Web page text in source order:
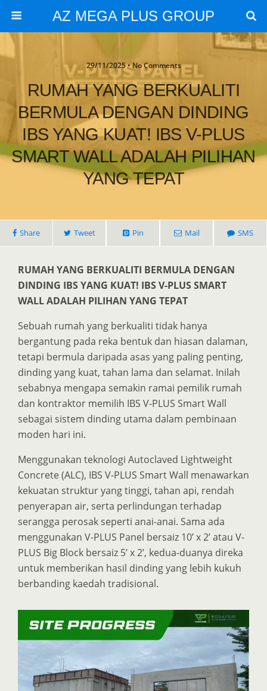
AZ MEGA PLUS GROUP
29/11/2025 • No Comments
RUMAH YANG BERKUALITI
BERMULA DENGAN DINDING
IBS YANG KUAT! IBS V-PLUS
SMART WALL ADALAH PILIHAN
YANG TEPAT
Share Tweet Pin Mail SMS
RUMAH YANG BERKUALITI BERMULA DENGAN
DINDING IBS YANG KUAT! IBS V-PLUS SMART
WALL ADALAH PILIHAN YANG TEPAT
Sebuah rumah yang berkualiti tidak hanya
bergantung pada reka bentuk dan hiasan dalaman,
tetapi bermula daripada asas yang paling penting,
dinding yang kuat, tahan lama dan selamat. Inilah
sebabnya mengapa semakin ramai pemilik rumah
dan kontraktor memilih IBS V-PLUS Smart Wall
sebagai sistem dinding utama dalam pembinaan
moden hari ini.
Menggunakan teknologi Autoclaved Lightweight
Concrete (ALC), IBS V-PLUS Smart Wall menawarkan
kekuatan struktur yang tinggi, tahan api, rendah
penyerapan air, serta perlindungan terhadap
serangga perosak seperti anai-anai. Sama ada
menggunakan V-PLUS Panel bersaiz 10’ x 2’ atau V-
PLUS Big Block bersaiz 5’ x 2’, kedua-duanya direka
untuk memberikan hasil dinding yang lebih kukuh
berbanding kaedah tradisional.